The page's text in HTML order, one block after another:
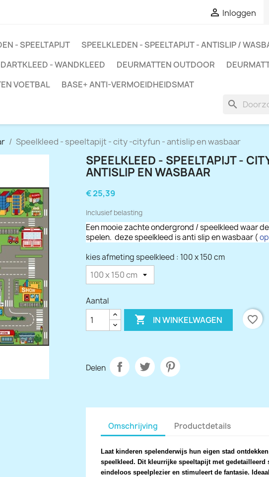
 Inloggen
- SPEELTAPIJT
SPEELKLEDEN - SPEELTAPIJT - ANTISLIP /
- WANDKLEED
DEURMATTEN OUTDOOR
VOETBAL
BASE+ ANTI-VERMOEIDHEIDSMAT
search
Speelkleed - speeltapijt - city -cityfun - antislip en wasbaar
SPEELKLEED - SPEELTAPIJT -
ANTISLIP EN WASBAAR
€ 25,39
Inclusief belasting
Een mooie zachte ondergrond / speelkleed waar
spelen. deze speelkleed is anti slip en wasbaar (
kies afmeting speelkleed : 100 x 150 cm
Aantal
 IN WINKELWAGEN favorite_border
Delen
Omschrijving Productdetails
Laat kinderen spelenderwijs hun eigen stad
speelkleed. Dit kleurrijke speeltapijt met gedetailleerd
eindeloos speelplezier en stimuleert de fantasie.